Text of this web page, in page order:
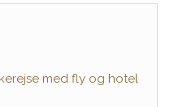
med fly og hotel